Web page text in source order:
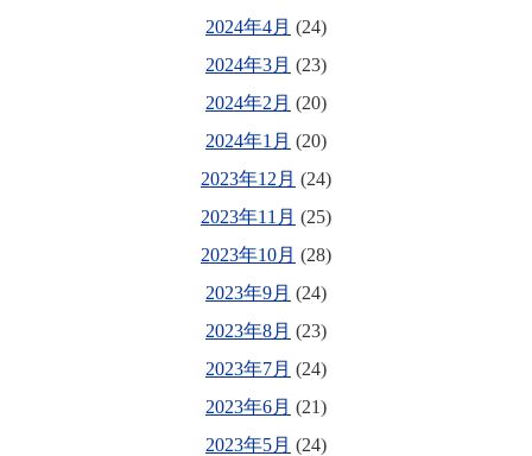
2024年4月 (24)
2024年3月 (23)
2024年2月 (20)
2024年1月 (20)
2023年12月 (24)
2023年11月 (25)
2023年10月 (28)
2023年9月 (24)
2023年8月 (23)
2023年7月 (24)
2023年6月 (21)
2023年5月 (24)